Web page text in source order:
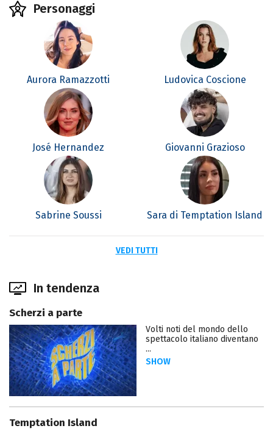
Personaggi
Aurora Ramazzotti Ludovica Coscione
José Hernandez Giovanni Grazioso
Sabrine Soussi Sara di Temptation Island
VEDI TUTTI
In tendenza
Scherzi a parte
Volti noti del mondo dello
spettacolo italiano diventano
...
SHOW
Temptation Island